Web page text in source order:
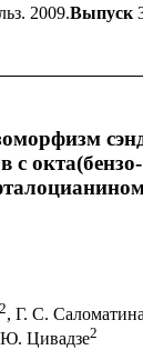
2009.Выпуск
с
2, Г. С. Саломатина
Цивадзе2